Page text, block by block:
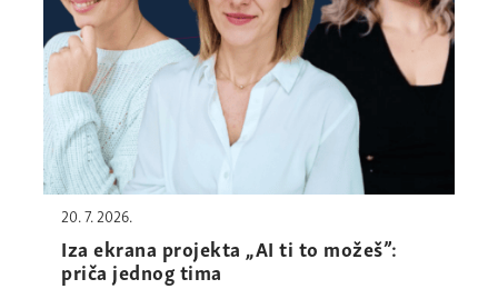
20. 7. 2026.
Iza ekrana projekta „AI ti to možeš”:
priča jednog tima